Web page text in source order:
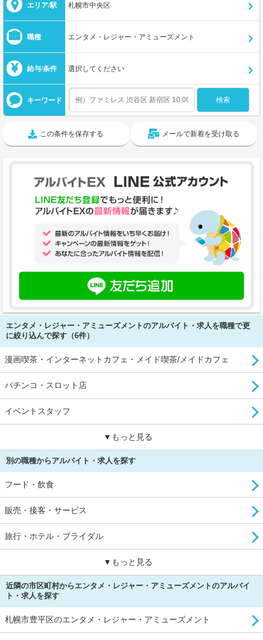
エリア/駅 札幌市中央区
職種 エンタメ・レジャー・アミューズメント
給与/条件 選択してください
キーワード
この条件を保存する メールで新着を受け取る
エンタメ・レジャー・アミューズメントのアルバイト・求人を職種で更
に絞り込んで探す（6件）
漫画喫茶・インターネットカフェ・メイド喫茶/メイドカフェ
パチンコ・スロット店
イベントスタッフ
▼もっと見る
別の職種からアルバイト・求人を探す
フード・飲食
販売・接客・サービス
旅行・ホテル・ブライダル
▼もっと見る
近隣の市区町村からエンタメ・レジャー・アミューズメントのアルバイ
ト・求人を探す
札幌市豊平区のエンタメ・レジャー・アミューズメント